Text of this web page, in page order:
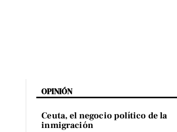
OPINIÓN
Ceuta, el negocio político de la
inmigración